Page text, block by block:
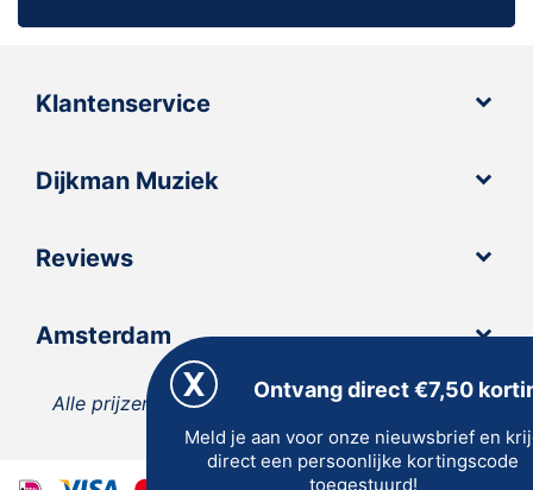
Klantenservice
Dijkman Muziek
Reviews
Amsterdam
Alle prijzen zijn inclusief 21% BTW, tenzij anders
vermeld.
Ontvang direct €7,50
Meld je aan voor onze nieuwsbrief en
direct een persoonlijke kortingscode
toegestuurd!